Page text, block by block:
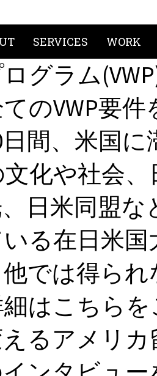
SERVICES WORK
グラム
のVWP要
日間、米国
化や社会
日米同盟
る在日米
では得ら
はこちらを
るアメリ